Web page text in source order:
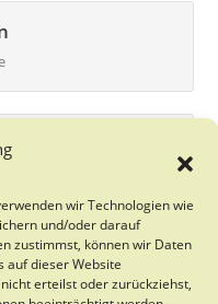
wir Technologien wie
und/oder darauf
zustimmst, können wir Daten
auf dieser Website
erteilst oder zurückziehst,